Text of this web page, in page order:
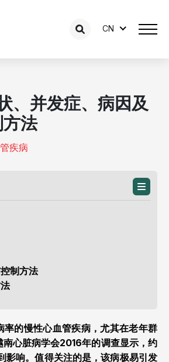
CN
、并发症、病因及
法
疾病
制方法
率的慢性心血管疾病，尤其在老年群
心脏病学会2016年的调查显示，约
影响。值得关注的是，该病极易引发